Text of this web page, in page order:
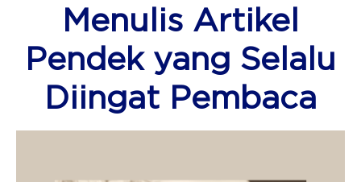
Menulis Artikel
Pendek yang Selalu
Diingat Pembaca